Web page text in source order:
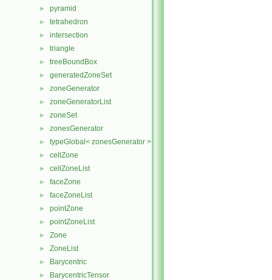
► pyramid
► tetrahedron
► intersection
► triangle
► treeBoundBox
► generatedZoneSet
► zoneGenerator
► zoneGeneratorList
► zoneSet
► zonesGenerator
► typeGlobal< zonesGenerator >
► cellZone
► cellZoneList
► faceZone
► faceZoneList
► pointZone
► pointZoneList
► Zone
► ZoneList
► Barycentric
► BarycentricTensor